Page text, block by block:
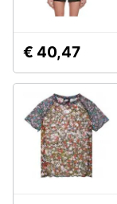
€ 40,47